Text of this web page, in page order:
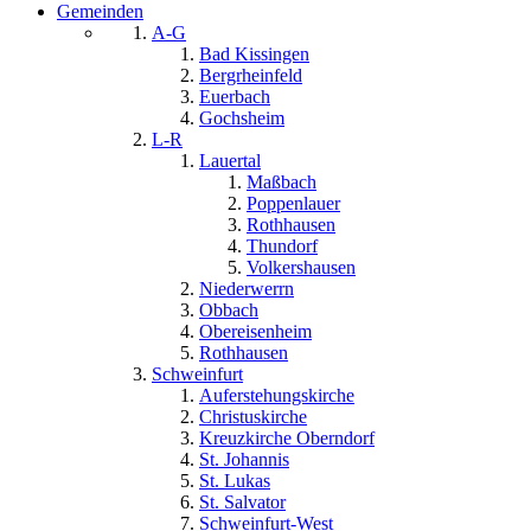
Gemeinden
A-G
Bad Kissingen
Bergrheinfeld
Euerbach
Gochsheim
L-R
Lauertal
Maßbach
Poppenlauer
Rothhausen
Thundorf
Volkershausen
Niederwerrn
Obbach
Obereisenheim
Rothhausen
Schweinfurt
Auferstehungskirche
Christuskirche
Kreuzkirche Oberndorf
St. Johannis
St. Lukas
St. Salvator
Schweinfurt-West